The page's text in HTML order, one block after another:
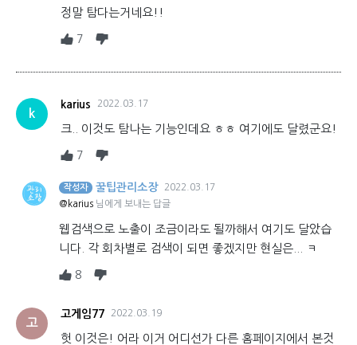
정말 탐다는거네요!!
7
k
karius 2022.03.17
크.. 이것도 탐나는 기능인데요 ㅎㅎ 여기에도 달렸군요!
7
작성자 꿀팁관리소장
2022.03.17
@karius 님에게 보내는 답글
웹검색으로 노출이 조금이라도 될까해서 여기도 달았습
니다. 각 회차별로 검색이 되면 좋겠지만 현실은... ㅋ
8
고
고게임77 2022.03.19
헛 이것은! 어라 이거 어디선가 다른 홈페이지에서 본것